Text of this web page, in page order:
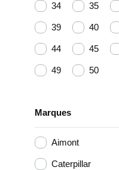
34 35
39 40
44 45
49 50
Marques
Aimont
Caterpillar